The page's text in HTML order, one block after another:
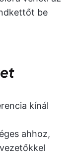
be
kínál
ahhoz,